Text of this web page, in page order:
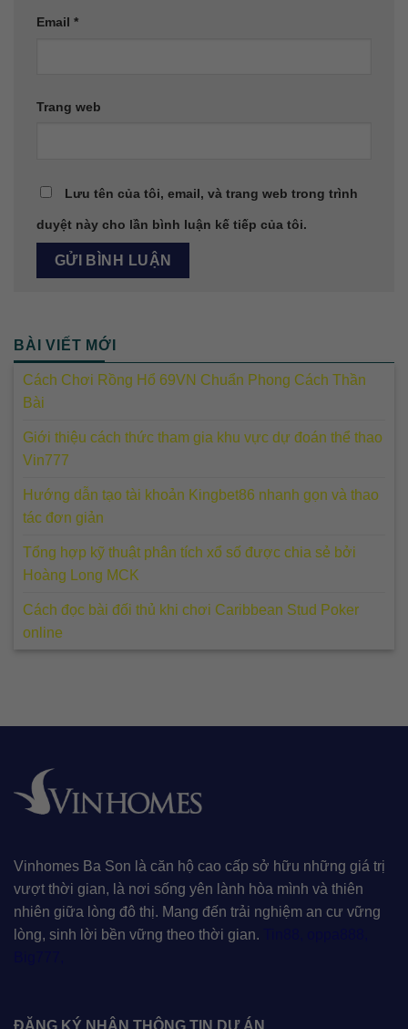
Email *
Trang web
Lưu tên của tôi, email, và trang web trong trình
duyệt này cho lần bình luận kế tiếp của tôi.
BÀI VIẾT MỚI
Cách Chơi Rồng Hổ 69VN Chuẩn Phong Cách Thần
Bài
Giới thiệu cách thức tham gia khu vực dự đoán thể thao
Vin777
Hướng dẫn tạo tài khoản Kingbet86 nhanh gọn và thao
tác đơn giản
Tổng hợp kỹ thuật phân tích xổ số được chia sẻ bởi
Hoàng Long MCK
Cách đọc bài đối thủ khi chơi Caribbean Stud Poker
online
Vinhomes Ba Son là căn hộ cao cấp sở hữu những giá trị
vượt thời gian, là nơi sống yên lành hòa mình và thiên
nhiên giữa lòng đô thị. Mang đến trải nghiệm an cư vững
lòng, sinh lời bền vững theo thời gian.